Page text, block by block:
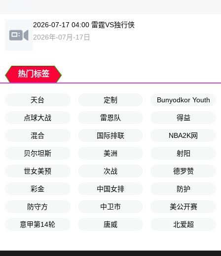
2026-07-17 04:00 雷霆VS独行侠
2026年-07月-17日
热门标签
天台 定制 Bunyodkor Youth
点球大战 雷恩队 得益
混合 国际排联 NBA2K网
贝尔坦斯 美洲 射阳
世女美预 次战 德罗赞
彩金 中国女排 防护
防守方 中卫市 美公开赛
意甲第14轮 唐威 北爱超